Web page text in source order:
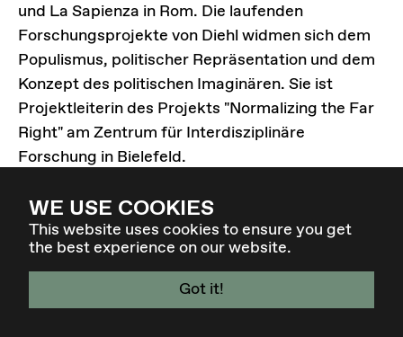
WE USE COOKIES
This website uses cookies to ensure you get
the best experience on our website.
Got it!
und La Sapienza in Rom. Die laufenden
Forschungsprojekte von Diehl widmen sich dem
Populismus, politischer Repräsentation und dem
Konzept des politischen Imaginären. Sie ist
Projektleiterin des Projekts "Normalizing the Far
Right" am Zentrum für Interdisziplinäre
Forschung in Bielefeld.
4. - 7. MÄR 27 - GRAZ / AT